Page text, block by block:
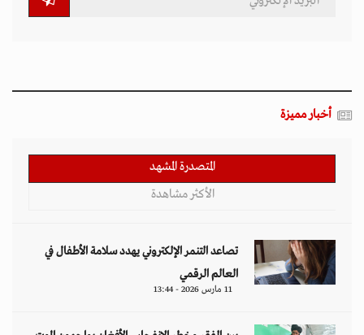
أخبار مميزة
المتصدرة المشهد
الأكثر مشاهدة
تصاعد التنمر الإلكتروني يهدد سلامة الأطفال في
العالم الرقمي
11 مارس 2026 - 13:44